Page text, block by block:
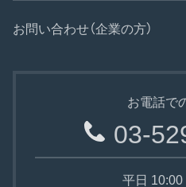
お問い合わせ（企業の方）
お電話で
03-
平日 10:00